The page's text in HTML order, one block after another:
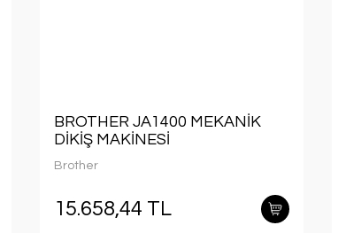
BROTHER JA1400 MEKANİK
DİKİŞ MAKİNESİ
Brother
15.658,44 TL